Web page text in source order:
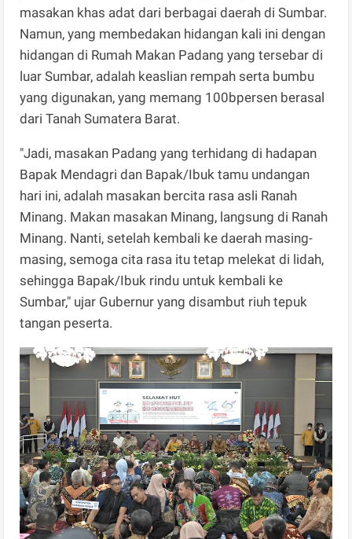
masakan khas adat dari berbagai daerah di Sumbar.
Namun, yang membedakan hidangan kali ini dengan
hidangan di Rumah Makan Padang yang tersebar di
luar Sumbar, adalah keaslian rempah serta bumbu
yang digunakan, yang memang 100bpersen berasal
dari Tanah Sumatera Barat.
"Jadi, masakan Padang yang terhidang di hadapan
Bapak Mendagri dan Bapak/Ibuk tamu undangan
hari ini, adalah masakan bercita rasa asli Ranah
Minang. Makan masakan Minang, langsung di Ranah
Minang. Nanti, setelah kembali ke daerah masing-
masing, semoga cita rasa itu tetap melekat di lidah,
sehingga Bapak/Ibuk rindu untuk kembali ke
Sumbar," ujar Gubernur yang disambut riuh tepuk
tangan peserta.